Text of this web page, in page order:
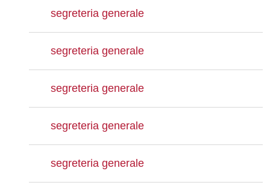
segreteria generale
segreteria generale
segreteria generale
segreteria generale
segreteria generale